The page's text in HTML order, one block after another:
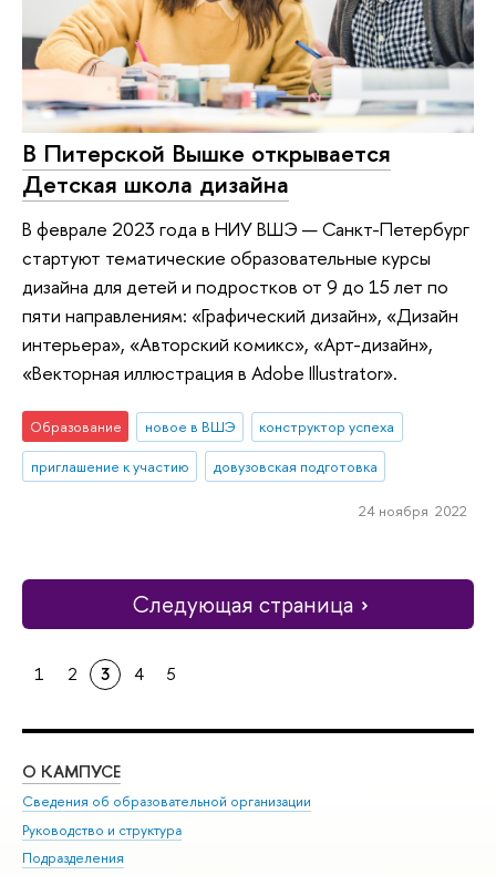
В Питерской Вышке открывается
Детская школа дизайна
В феврале 2023 года в НИУ ВШЭ — Санкт-Петербург
стартуют тематические образовательные курсы
дизайна для детей и подростков от 9 до 15 лет по
пяти направлениям: «Графический дизайн», «Дизайн
интерьера», «Авторский комикс», «Арт-дизайн»,
«Векторная иллюстрация в Adobe Illustrator».
Образование новое в ВШЭ
конструктор успеха
приглашение к участию
довузовская подготовка
24 ноября 2022
Следующая страница
1 2 3 4 5
О КАМПУСЕ
Сведения об образовательной организации
Руководство и структура
Подразделения